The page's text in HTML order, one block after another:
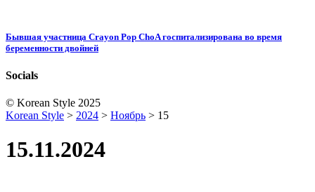
Бывшая участница Crayon Pop ChoA госпитализирована во время
беременности двойней
Socials
© Korean Style 2025
Korean Style > 2024 > Ноябрь > 15
15.11.2024